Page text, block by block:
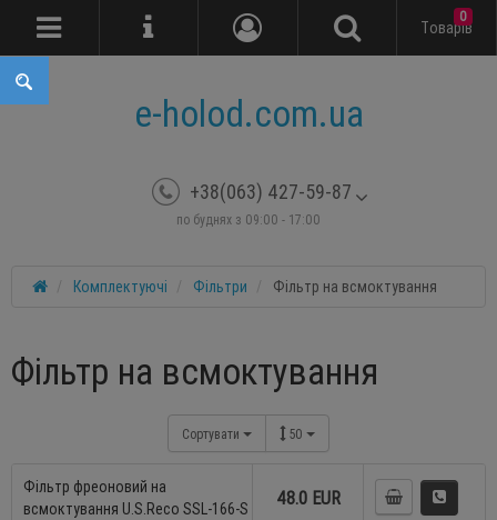
e-holod.com.ua
+38(063) 427-59-87
по буднях з 09:00 - 17:00
Tоварів
0
Комплектуючі Фільтри Фільтр на всмоктування
Фільтр на всмоктування
Сортувати 50
Фільтр фреоновий на
всмоктування U.S.Reco SSL-166-S
48.0 EUR